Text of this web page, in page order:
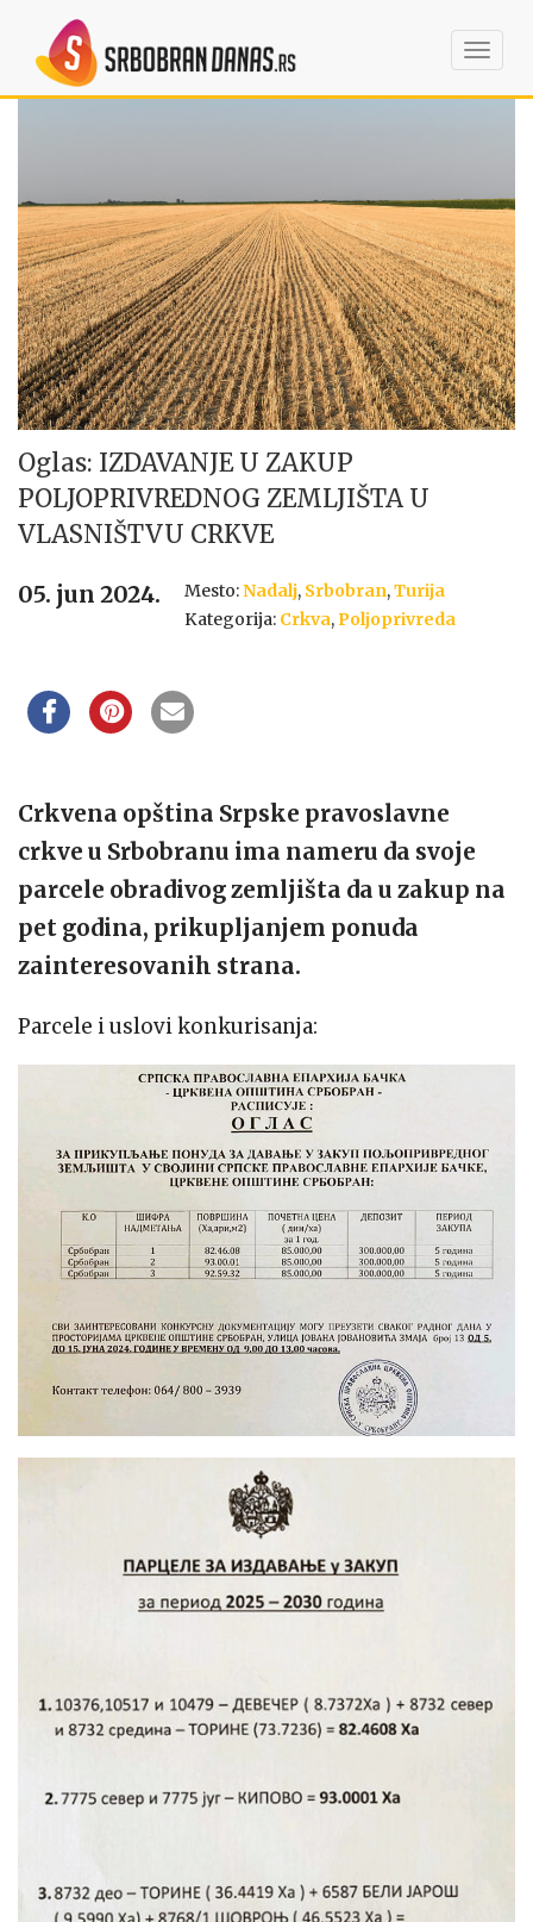
Oglas: IZDAVANJE U ZAKUP
POLJOPRIVREDNOG ZEMLJIŠTA U
VLASNIŠTVU CRKVE
05. jun 2024. Mesto:Nadalj, Srbobran,Turija
Kategorija: Crkva, Poljoprivreda
Crkvena opština Srpske pravoslavne
crkve u Srbobranu ima nameru da svoje
parcele obradivog zemljišta da u zakup na
pet godina, prikupljanjem ponuda
zainteresovanih strana.
Parcele i uslovi konkurisanja: